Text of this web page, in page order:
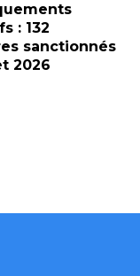
: 132
sanctionnés
2026